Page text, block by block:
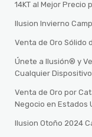
14KT al Mejor Precio
Ilusion Invierno
Venta de Oro Sólido
Únete a Ilusión® y
Cualquier Dispositivo
Venta de Oro por
Negocio en Estados
Ilusion Otoño 2024